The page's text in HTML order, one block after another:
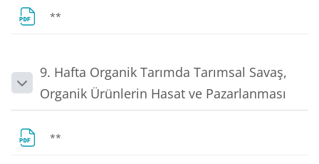
**
Daralt
9. Hafta Organik Tarımda Tarımsal Savaş,
Organik Ürünlerin Hasat ve Pazarlanması
**